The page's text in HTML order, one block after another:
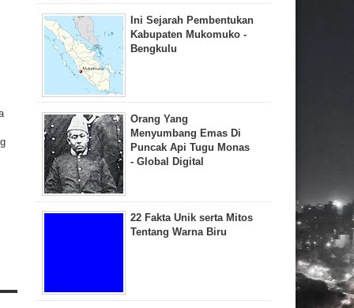
Ini Sejarah Pembentukan
Kabupaten Mukomuko -
Bengkulu
Orang Yang
Menyumbang Emas Di
Puncak Api Tugu Monas
- Global Digital
22 Fakta Unik serta Mitos
Tentang Warna Biru